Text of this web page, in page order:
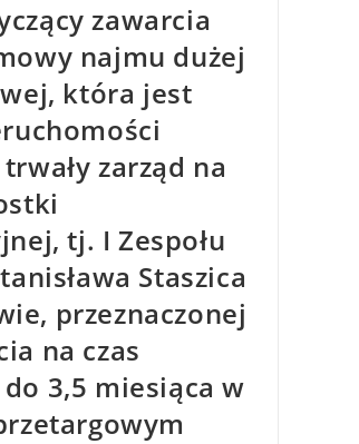
zawarcia
najmu dużej
która jest
zarząd na
tj. I Zespołu
Staszica
przeznaczonej
na czas
3,5 miesiąca w